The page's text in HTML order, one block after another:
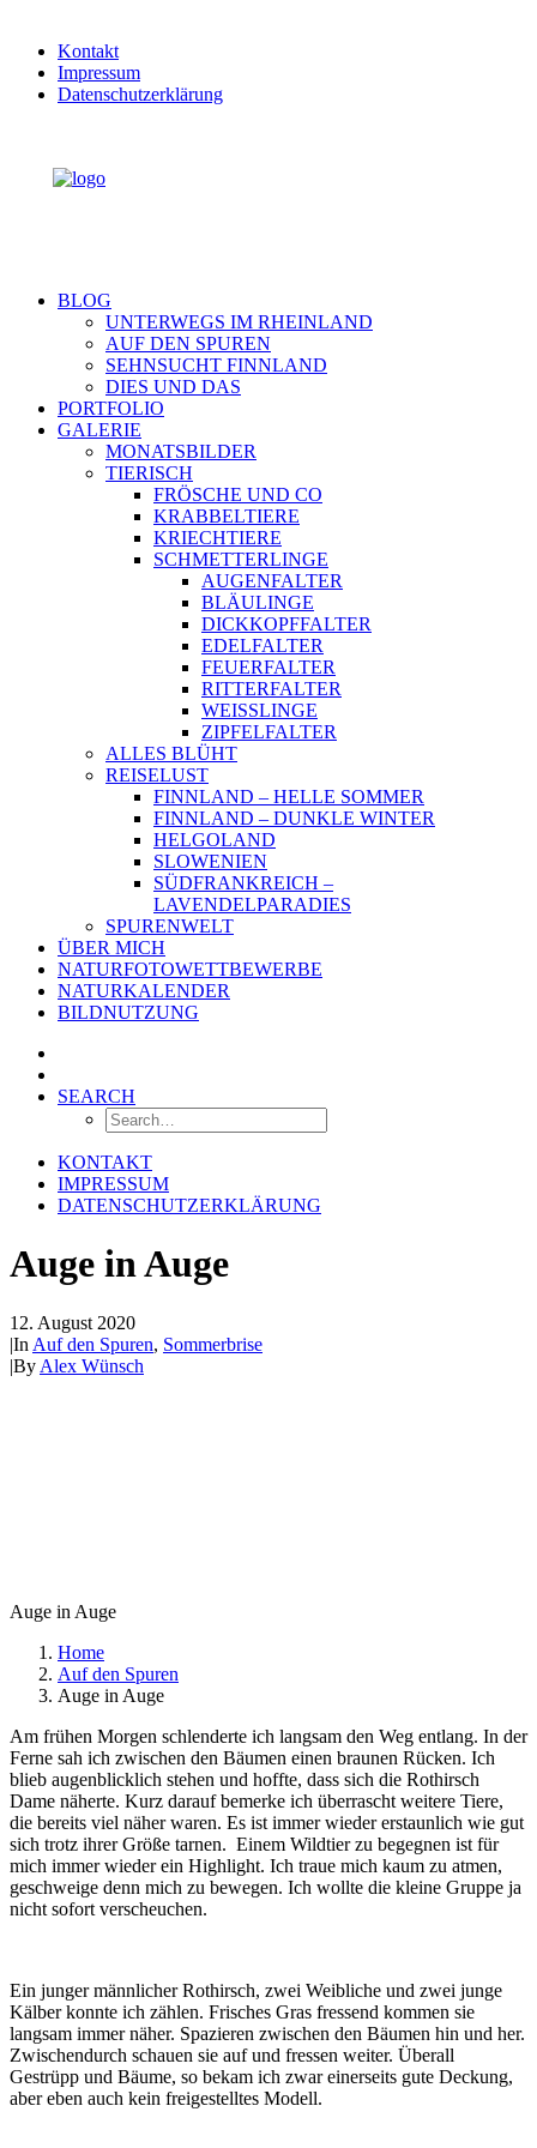
Kontakt
Impressum
Datenschutzerklärung
BLOG
UNTERWEGS IM RHEINLAND
AUF DEN SPUREN
SEHNSUCHT FINNLAND
DIES UND DAS
PORTFOLIO
GALERIE
MONATSBILDER
TIERISCH
FRÖSCHE UND CO
KRABBELTIERE
KRIECHTIERE
SCHMETTERLINGE
AUGENFALTER
BLÄULINGE
DICKKOPFFALTER
EDELFALTER
FEUERFALTER
RITTERFALTER
WEISSLINGE
ZIPFELFALTER
ALLES BLÜHT
REISELUST
FINNLAND – HELLE SOMMER
FINNLAND – DUNKLE WINTER
HELGOLAND
SLOWENIEN
SÜDFRANKREICH –
LAVENDELPARADIES
SPURENWELT
ÜBER MICH
NATURFOTOWETTBEWERBE
NATURKALENDER
BILDNUTZUNG
SEARCH
KONTAKT
IMPRESSUM
DATENSCHUTZERKLÄRUNG
Auge in Auge
12. August 2020
|In Auf den Spuren, Sommerbrise
|By Alex Wünsch
Auge in Auge
Home
Auf den Spuren
Auge in Auge
Am frühen Morgen schlenderte ich langsam den Weg entlang. In der
Ferne sah ich zwischen den Bäumen einen braunen Rücken. Ich
blieb augenblicklich stehen und hoffte, dass sich die Rothirsch
Dame näherte. Kurz darauf bemerke ich überrascht weitere Tiere,
die bereits viel näher waren. Es ist immer wieder erstaunlich wie gut
sich trotz ihrer Größe tarnen. Einem Wildtier zu begegnen ist für
mich immer wieder ein Highlight. Ich traue mich kaum zu atmen,
geschweige denn mich zu bewegen. Ich wollte die kleine Gruppe ja
nicht sofort verscheuchen.
Ein junger männlicher Rothirsch, zwei Weibliche und zwei junge
Kälber konnte ich zählen. Frisches Gras fressend kommen sie
langsam immer näher. Spazieren zwischen den Bäumen hin und her.
Zwischendurch schauen sie auf und fressen weiter. Überall
Gestrüpp und Bäume, so bekam ich zwar einerseits gute Deckung,
aber eben auch kein freigestelltes Modell.